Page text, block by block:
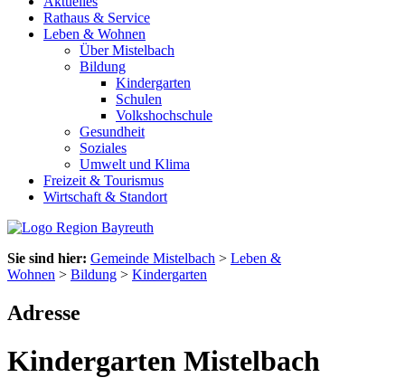
Rathaus & Service
Leben & Wohnen
Über Mistelbach
Bildung
Kindergarten
Schulen
Volkshochschule
Gesundheit
Soziales
Umwelt und Klima
Freizeit & Tourismus
Wirtschaft & Standort
Sie sind hier: Gemeinde Mistelbach > Leben &
Wohnen > Bildung > Kindergarten
Adresse
Kindergarten Mistelbach